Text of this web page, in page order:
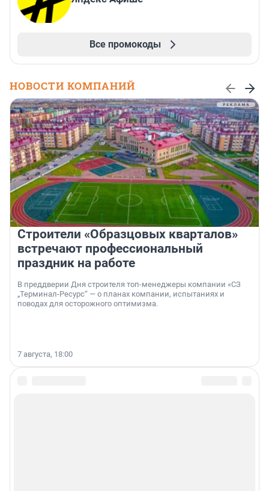
Все промокоды
НОВОСТИ КОМПАНИЙ
Строители «Образцовых кварталов»
встречают профессиональный
праздник на работе
В преддверии Дня строителя топ-менеджеры компании «СЗ
„Терминал-Ресурс“ — о планах компании, испытаниях и
поводах для осторожного оптимизма.
7 августа, 18:00